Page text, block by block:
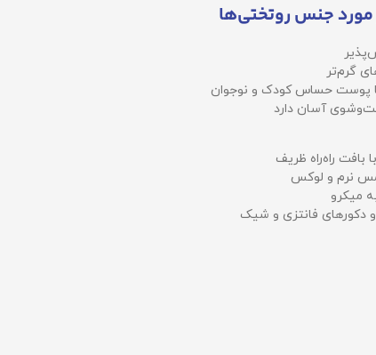
مورد جنس روتختی‌ها
گرم‌تر
با پوست حساس کودک و نوجوان
آسان دارد
بافت راه‌راه ظریف
نرم و لوکس
میکرو
دکورهای فانتزی و شیک